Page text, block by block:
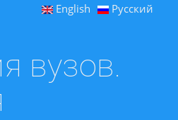
English Русский
вузов.